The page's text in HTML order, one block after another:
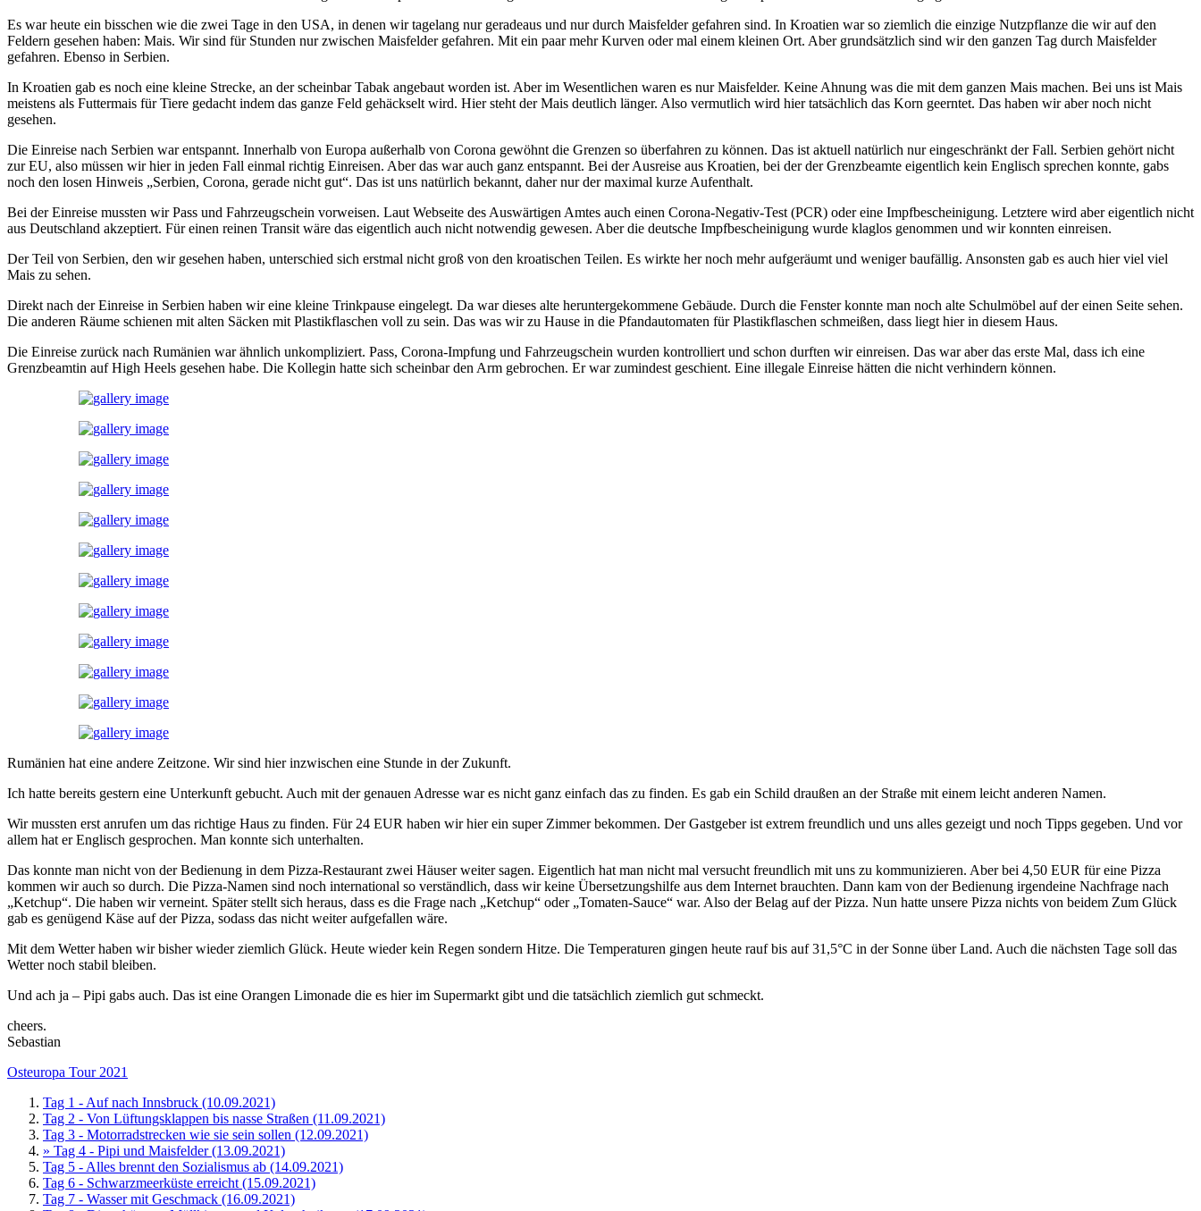
Es war heute ein bisschen wie die zwei Tage in den USA, in denen wir tagelang nur geradeaus und nur durch Maisfelder gefahren sind. In Kroatien war so ziemlich die einzige Nutzpflanze die wir auf den
Feldern gesehen haben: Mais. Wir sind für Stunden nur zwischen Maisfelder gefahren. Mit ein paar mehr Kurven oder mal einem kleinen Ort. Aber grundsätzlich sind wir den ganzen Tag durch Maisfelder
gefahren. Ebenso in Serbien.
In Kroatien gab es noch eine kleine Strecke, an der scheinbar Tabak angebaut worden ist. Aber im Wesentlichen waren es nur Maisfelder. Keine Ahnung was die mit dem ganzen Mais machen. Bei uns ist Mais
meistens als Futtermais für Tiere gedacht indem das ganze Feld gehäckselt wird. Hier steht der Mais deutlich länger. Also vermutlich wird hier tatsächlich das Korn geerntet. Das haben wir aber noch nicht
gesehen.
Die Einreise nach Serbien war entspannt. Innerhalb von Europa außerhalb von Corona gewöhnt die Grenzen so überfahren zu können. Das ist aktuell natürlich nur eingeschränkt der Fall. Serbien gehört nicht
zur EU, also müssen wir hier in jeden Fall einmal richtig Einreisen. Aber das war auch ganz entspannt. Bei der Ausreise aus Kroatien, bei der der Grenzbeamte eigentlich kein Englisch sprechen konnte, gabs
noch den losen Hinweis „Serbien, Corona, gerade nicht gut“. Das ist uns natürlich bekannt, daher nur der maximal kurze Aufenthalt.
Bei der Einreise mussten wir Pass und Fahrzeugschein vorweisen. Laut Webseite des Auswärtigen Amtes auch einen Corona-Negativ-Test (PCR) oder eine Impfbescheinigung. Letztere wird aber eigentlich nicht
aus Deutschland akzeptiert. Für einen reinen Transit wäre das eigentlich auch nicht notwendig gewesen. Aber die deutsche Impfbescheinigung wurde klaglos genommen und wir konnten einreisen.
Der Teil von Serbien, den wir gesehen haben, unterschied sich erstmal nicht groß von den kroatischen Teilen. Es wirkte her noch mehr aufgeräumt und weniger baufällig. Ansonsten gab es auch hier viel viel
Mais zu sehen.
Direkt nach der Einreise in Serbien haben wir eine kleine Trinkpause eingelegt. Da war dieses alte heruntergekommene Gebäude. Durch die Fenster konnte man noch alte Schulmöbel auf der einen Seite sehen.
Die anderen Räume schienen mit alten Säcken mit Plastikflaschen voll zu sein. Das was wir zu Hause in die Pfandautomaten für Plastikflaschen schmeißen, dass liegt hier in diesem Haus.
Die Einreise zurück nach Rumänien war ähnlich unkompliziert. Pass, Corona-Impfung und Fahrzeugschein wurden kontrolliert und schon durften wir einreisen. Das war aber das erste Mal, dass ich eine
Grenzbeamtin auf High Heels gesehen habe. Die Kollegin hatte sich scheinbar den Arm gebrochen. Er war zumindest geschient. Eine illegale Einreise hätten die nicht verhindern können.
Rumänien hat eine andere Zeitzone. Wir sind hier inzwischen eine Stunde in der Zukunft.
Ich hatte bereits gestern eine Unterkunft gebucht. Auch mit der genauen Adresse war es nicht ganz einfach das zu finden. Es gab ein Schild draußen an der Straße mit einem leicht anderen Namen.
Wir mussten erst anrufen um das richtige Haus zu finden. Für 24 EUR haben wir hier ein super Zimmer bekommen. Der Gastgeber ist extrem freundlich und uns alles gezeigt und noch Tipps gegeben. Und vor
allem hat er Englisch gesprochen. Man konnte sich unterhalten.
Das konnte man nicht von der Bedienung in dem Pizza-Restaurant zwei Häuser weiter sagen. Eigentlich hat man nicht mal versucht freundlich mit uns zu kommunizieren. Aber bei 4,50 EUR für eine Pizza
kommen wir auch so durch. Die Pizza-Namen sind noch international so verständlich, dass wir keine Übersetzungshilfe aus dem Internet brauchten. Dann kam von der Bedienung irgendeine Nachfrage nach
„Ketchup“. Die haben wir verneint. Später stellt sich heraus, dass es die Frage nach „Ketchup“ oder „Tomaten-Sauce“ war. Also der Belag auf der Pizza. Nun hatte unsere Pizza nichts von beidem Zum Glück
gab es genügend Käse auf der Pizza, sodass das nicht weiter aufgefallen wäre.
Mit dem Wetter haben wir bisher wieder ziemlich Glück. Heute wieder kein Regen sondern Hitze. Die Temperaturen gingen heute rauf bis auf 31,5°C in der Sonne über Land. Auch die nächsten Tage soll das
Wetter noch stabil bleiben.
Und ach ja – Pipi gabs auch. Das ist eine Orangen Limonade die es hier im Supermarkt gibt und die tatsächlich ziemlich gut schmeckt.
cheers.
Sebastian
Osteuropa Tour 2021
Tag 1 - Auf nach Innsbruck (10.09.2021)
Tag 2 - Von Lüftungsklappen bis nasse Straßen (11.09.2021)
Tag 3 - Motorradstrecken wie sie sein sollen (12.09.2021)
» Tag 4 - Pipi und Maisfelder (13.09.2021)
Tag 5 - Alles brennt den Sozialismus ab (14.09.2021)
Tag 6 - Schwarzmeerküste erreicht (15.09.2021)
Tag 7 - Wasser mit Geschmack (16.09.2021)